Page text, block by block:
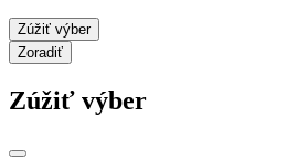
Zúžiť výber
Zoradiť
Zúžiť výber